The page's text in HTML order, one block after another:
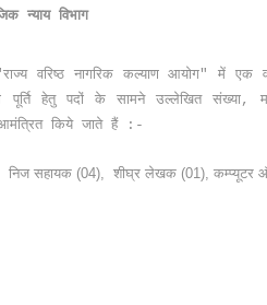
न्याय विभाग
वरिष्ठ नागरिक कल्याण आयोग" में एक
पूर्ति हेतु पदों के सामने उल्लेखित संख्या,
आमंत्रित किये जाते हैं :-
, निज सहायक (04), शीघ्र लेखक (01), कम्प्यूटर